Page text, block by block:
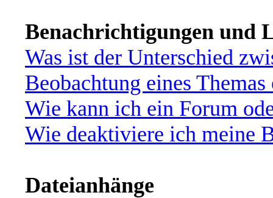
Benachrichtigungen und
Was ist der Unterschied
Beobachtung eines
Wie kann ich ein Forum
Wie deaktiviere ich meine
Dateianhänge